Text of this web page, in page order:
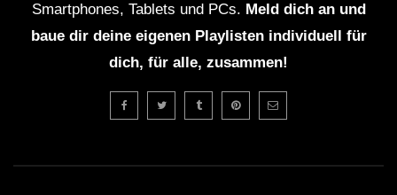
Smartphones, Tablets und PCs. Meld dich an und
baue dir deine eigenen Playlisten individuell für
dich, für alle, zusammen!